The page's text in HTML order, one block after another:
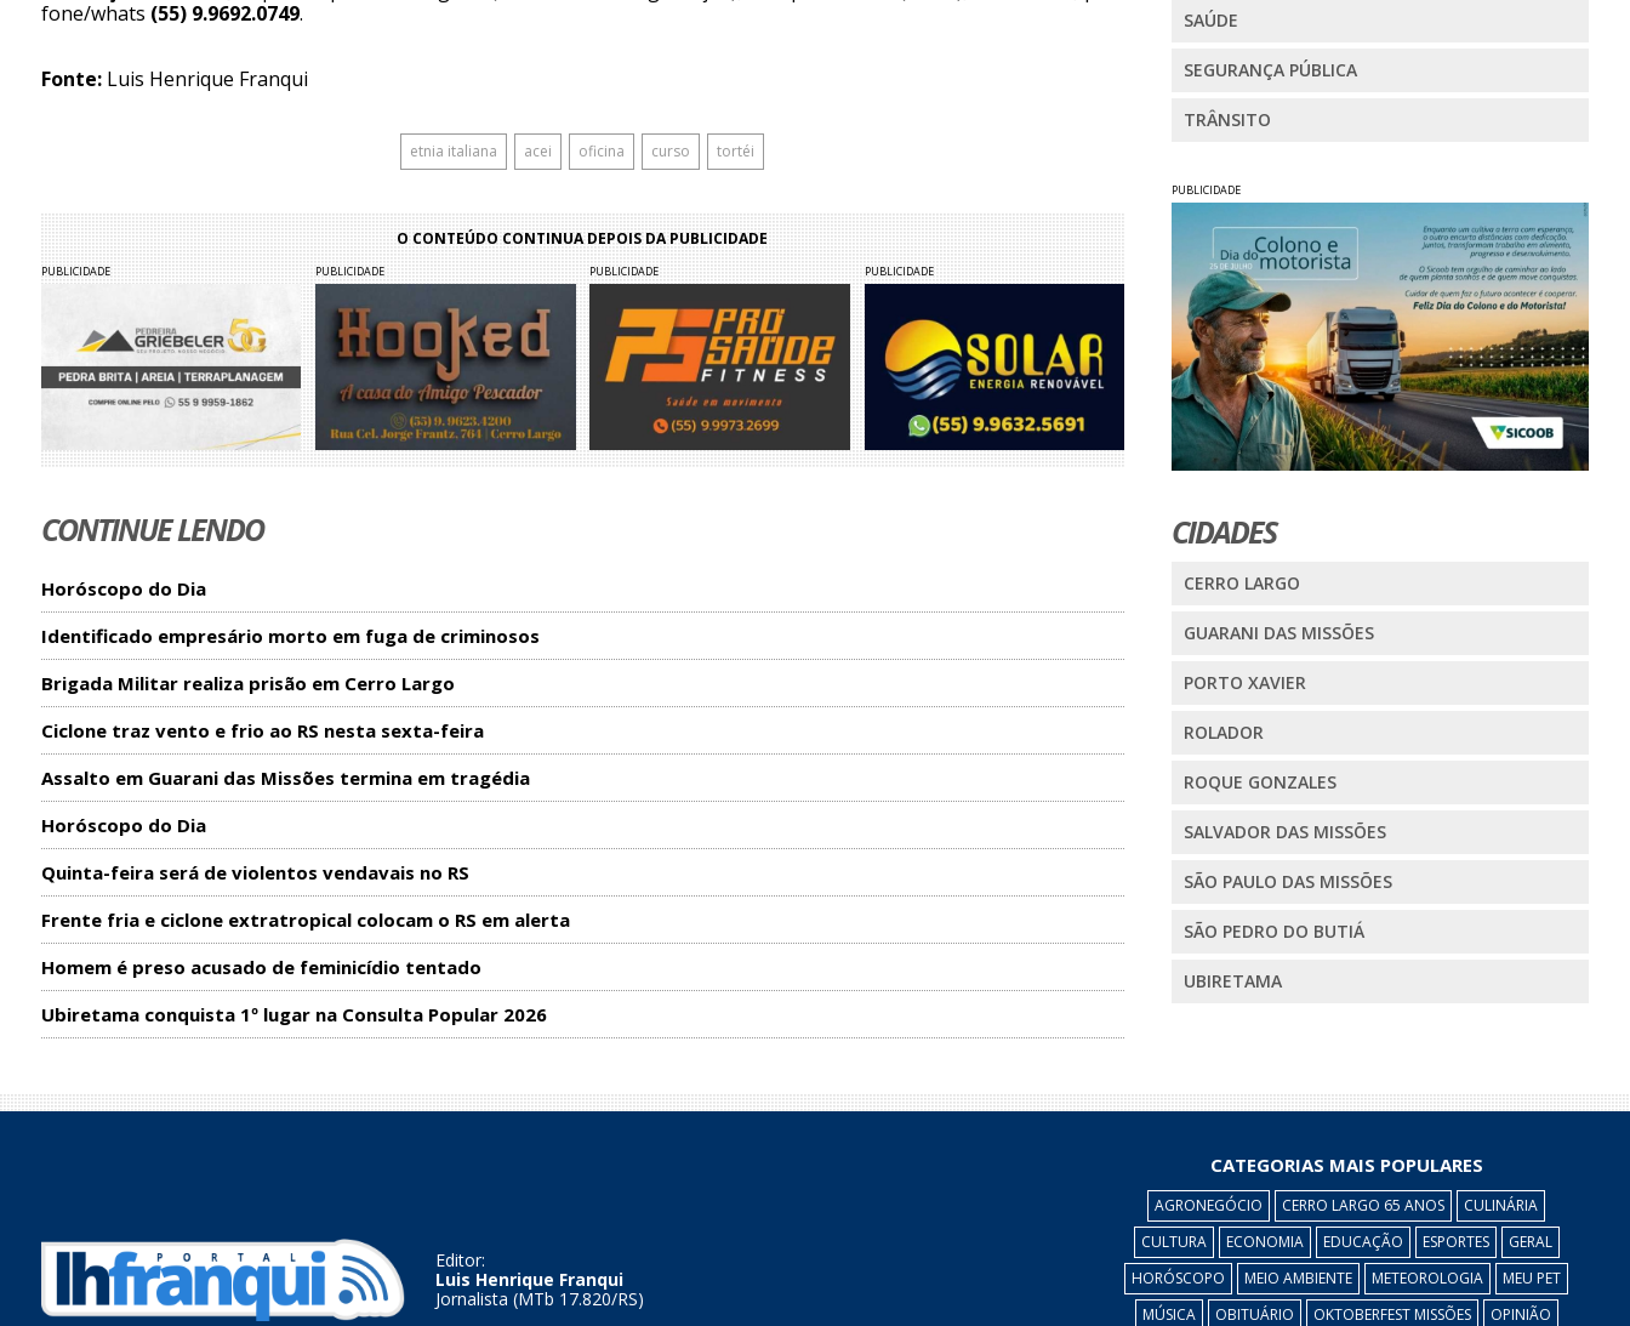
fone/whats (55) 9.9692.0749.
Fonte:Luis Henrique Franqui
etnia italiana acei oficina curso tortéi
O CONTEÚDO CONTINUA DEPOIS DA PUBLICIDADE
PUBLICIDADE PUBLICIDADE PUBLICIDADE PUBLICIDADE
CONTINUE LENDO
Horóscopo do Dia
Identificado empresário morto em fuga de criminosos
Brigada Militar realiza prisão em Cerro Largo
Ciclone traz vento e frio ao RS nesta sexta-feira
Assalto em Guarani das Missões termina em tragédia
Horóscopo do Dia
Quinta-feira será de violentos vendavais no RS
Frente fria e ciclone extratropical colocam o RS em alerta
Homem é preso acusado de feminicídio tentado
Ubiretama conquista 1º lugar na Consulta Popular 2026
SAÚDE
SEGURANÇA PÚBLICA
TRÂNSITO
PUBLICIDADE
CIDADES
CERRO LARGO
GUARANI DAS MISSÕES
PORTO XAVIER
ROLADOR
ROQUE GONZALES
SALVADOR DAS MISSÕES
SÃO PAULO DAS MISSÕES
SÃO PEDRO DO BUTIÁ
UBIRETAMA
Editor:
Luis Henrique Franqui
Jornalista (MTb 17.820/RS)
CATEGORIAS MAIS POPULARES
AGRONEGÓCIO CERRO LARGO 65 ANOS
CULINÁRIA
CULTURA
ECONOMIA EDUCAÇÃO ESPORTES
GERAL
HORÓSCOPO
MEIO AMBIENTE METEOROLOGIA
MEU PET
MÚSICA
OBITUÁRIO OKTOBERFEST MISSÕES OPINIÃO